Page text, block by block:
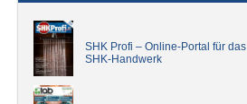
SHK Profi – Online-Portal für das
SHK-Handwerk